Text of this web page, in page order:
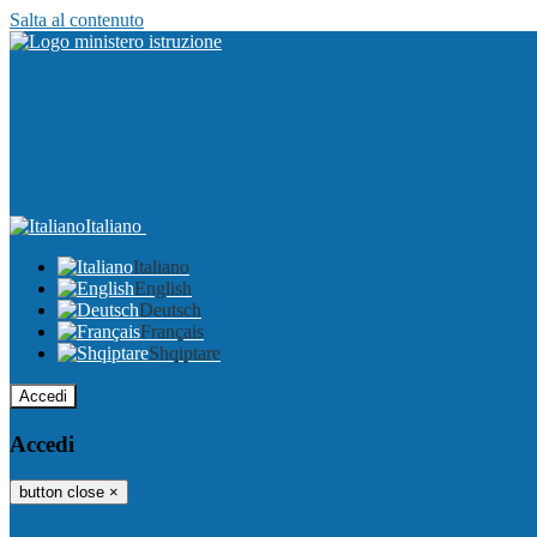
Salta al contenuto
Italiano
Italiano
English
Deutsch
Français
Shqiptare
Accedi
Accedi
button close ×